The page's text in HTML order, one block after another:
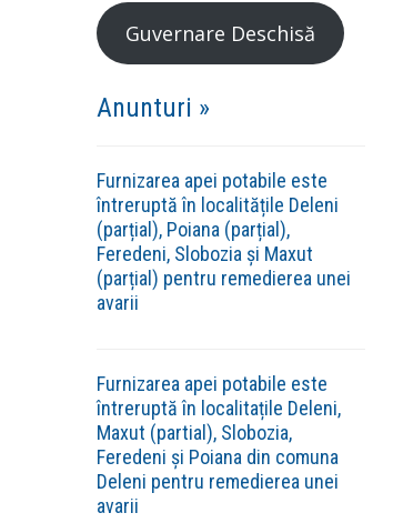
Guvernare Deschisă
Anunturi »
Furnizarea apei potabile este
întreruptă în localitățile Deleni
(parțial), Poiana (parțial),
Feredeni, Slobozia și Maxut
(parțial) pentru remedierea unei
avarii
Furnizarea apei potabile este
întreruptă în localitațile Deleni,
Maxut (partial), Slobozia,
Feredeni și Poiana din comuna
Deleni pentru remedierea unei
avarii